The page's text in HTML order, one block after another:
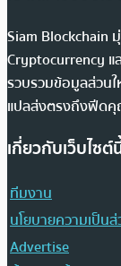
Siam Blockchain
Cryptocurrency แ
รวบรวมข้อมูลส่วนใ
แปลส่งตรงถึงฟีด
เกี่ยวกับเว็บไซต์
ทีมงาน
นโยบายความเป็น
Advertise